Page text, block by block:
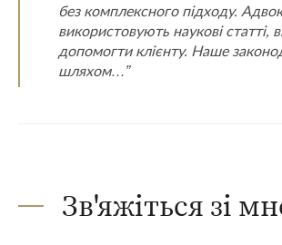
без комплексного підходу.
використовують наукові статті,
допомогти клієнту. Наше
шляхом…”
Зв'яжіться зі